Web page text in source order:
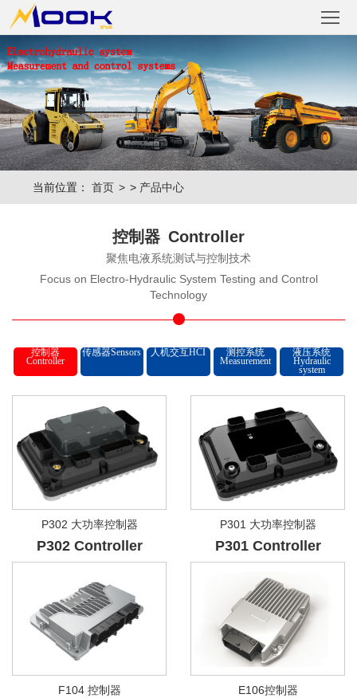
首页
Home
产品中
心
Product
控制器
Controller
传感器
Sensors
人
HCI
Measurement
液压系统
system
Technology
关于
Contact
当前位置： 首页 > 产品中心
控制器 Controller
聚焦电液系统测试与控制技术
Focus on Electro-Hydraulic System Testing and Control
Technology
控制器
Controller
传感器Sensors 人机交互HCI 测控系统
Measurement
液压系统
Hydraulic
system
P302 大功率控制器
P302 Controller
P301 大功率控制器
P301 Controller
F104 控制器 E106控制器